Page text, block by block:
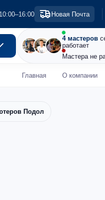
Новая Почта
4 мастеров
работает
Мастера не
Главная О компании
Подол